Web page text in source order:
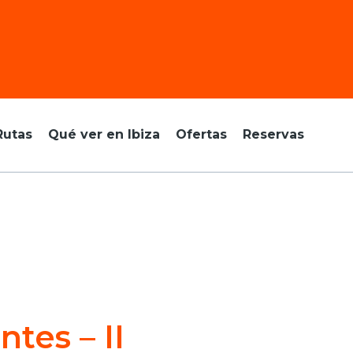
Qué ver en Ibiza Ofertas Reservas
– II